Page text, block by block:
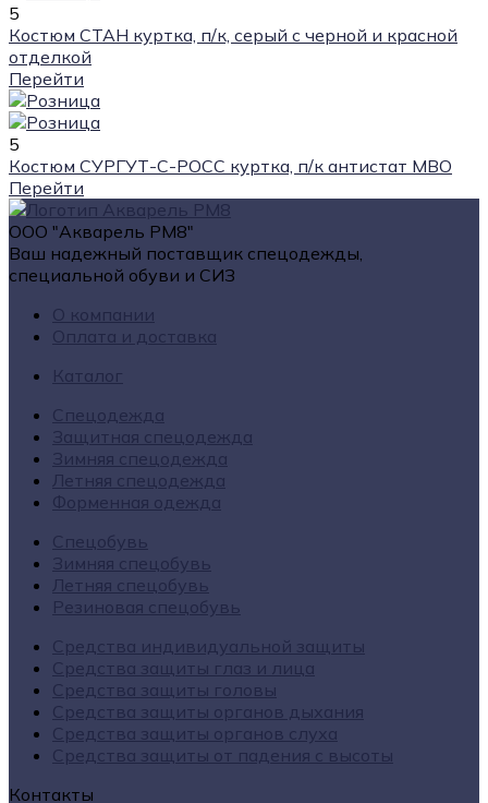
5
Костюм СТАН куртка, п/к, серый с черной и красной
отделкой
Перейти
5
Костюм СУРГУТ-С-РОСС куртка, п/к антистат МВО
Перейти
ООО "Акварель РМ8"
Ваш надежный поставщик спецодежды,
специальной обуви и СИЗ
О компании
Оплата и доставка
Каталог
Спецодежда
Защитная спецодежда
Зимняя спецодежда
Летняя спецодежда
Форменная одежда
Спецобувь
Зимняя спецобувь
Летняя спецобувь
Резиновая спецобувь
Средства индивидуальной защиты
Средства защиты глаз и лица
Средства защиты головы
Средства защиты органов дыхания
Средства защиты органов слуха
Средства защиты от падения с высоты
Контакты